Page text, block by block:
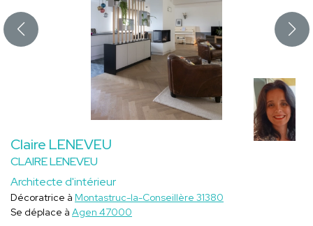
Claire LENEVEU
CLAIRE LENEVEU
Architecte d'intérieur
Décoratrice à Montastruc-la-Conseillère 31380
Se déplace à Agen 47000